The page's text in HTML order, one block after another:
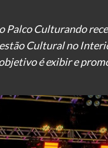
Palco Culturando
Cultural no
é exibir e